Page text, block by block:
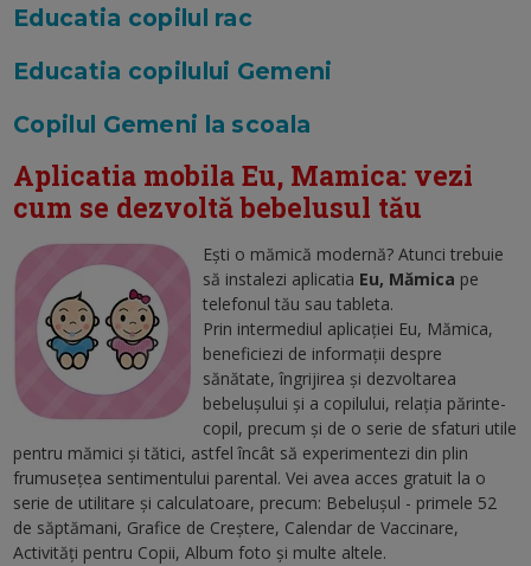
Educatia copilul rac
Educatia copilului Gemeni
Copilul Gemeni la scoala
Aplicatia mobila Eu, Mamica: vezi
cum se dezvoltă bebelusul tău
Ești o mămică modernă? Atunci trebuie
să instalezi aplicatia Eu, Mămica pe
telefonul tău sau tableta.
Prin intermediul aplicaţiei Eu, Mămica,
beneficiezi de informaţii despre
sănătate, îngrijirea şi dezvoltarea
bebelușului și a copilului, relaţia părinte-
copil, precum şi de o serie de sfaturi utile
pentru mămici şi tătici, astfel încât să experimentezi din plin
frumuseţea sentimentului parental. Vei avea acces gratuit la o
serie de utilitare şi calculatoare, precum: Bebeluşul - primele 52
de săptămani, Grafice de Creştere, Calendar de Vaccinare,
Activităţi pentru Copii, Album foto şi multe altele.